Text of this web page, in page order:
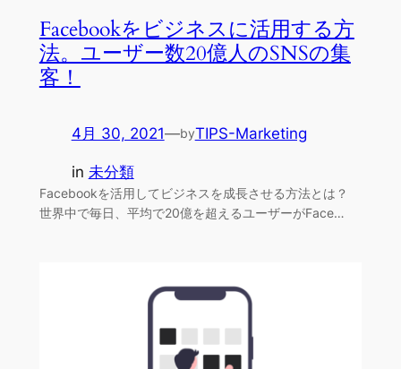
Facebookをビジネスに活用する方
法。ユーザー数20億人のSNSの集
客！
4月 30, 2021—byTIPS-Marketing
in 未分類
Facebookを活用してビジネスを成長させる方法とは？
世界中で毎日、平均で20億を超えるユーザーがFace…